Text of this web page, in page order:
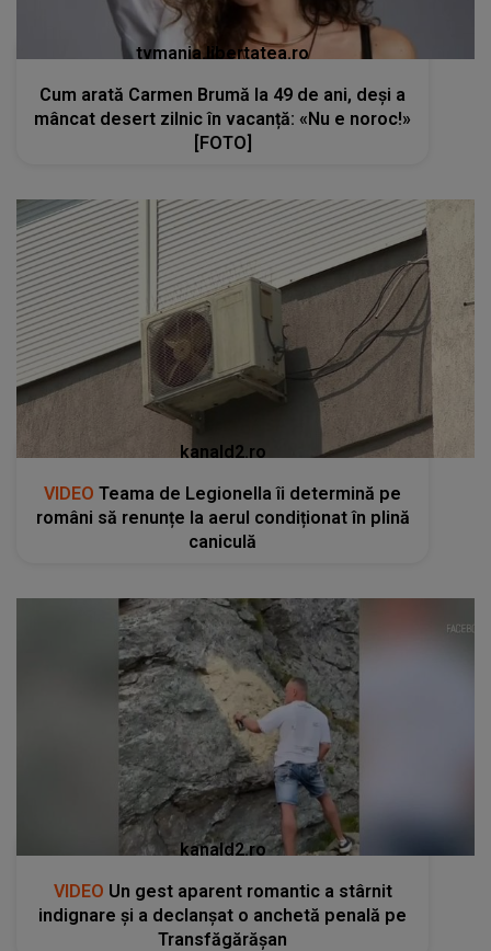
tvmania.libertatea.ro
Cum arată Carmen Brumă la 49 de ani, deși a
mâncat desert zilnic în vacanță: «Nu e noroc!»
[FOTO]
kanald2.ro
VIDEO Teama de Legionella îi determină pe
români să renunțe la aerul condiționat în plină
caniculă
kanald2.ro
VIDEO Un gest aparent romantic a stârnit
indignare și a declanșat o anchetă penală pe
Transfăgărășan